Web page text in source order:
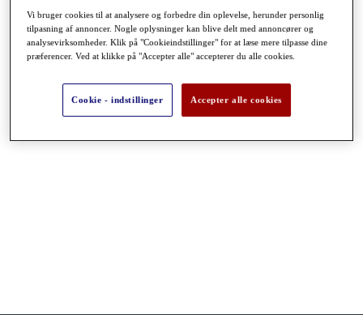
●●●
Vi bruger cookies til at analysere og forbedre din oplevelse, herunder personlig
tilpasning af annoncer. Nogle oplysninger kan blive delt med annoncører og
analysevirksomheder. Klik på "Cookieindstillinger" for at læse mere tilpasse dine
præferencer. Ved at klikke på "Accepter alle" accepterer du alle cookies.
Cookie - indstillinger Accepter alle cookies